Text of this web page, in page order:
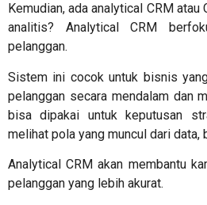
Kemudian, ada analytical CRM atau
analitis? Analytical CRM
pelanggan.
Sistem ini cocok untuk bisnis
pelanggan secara mendalam dan
bisa dipakai untuk keputusan
melihat pola yang muncul dari data,
Analytical CRM akan membantu
pelanggan yang lebih akurat.